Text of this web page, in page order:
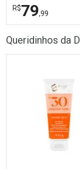
R$79,99
Queridinhos da